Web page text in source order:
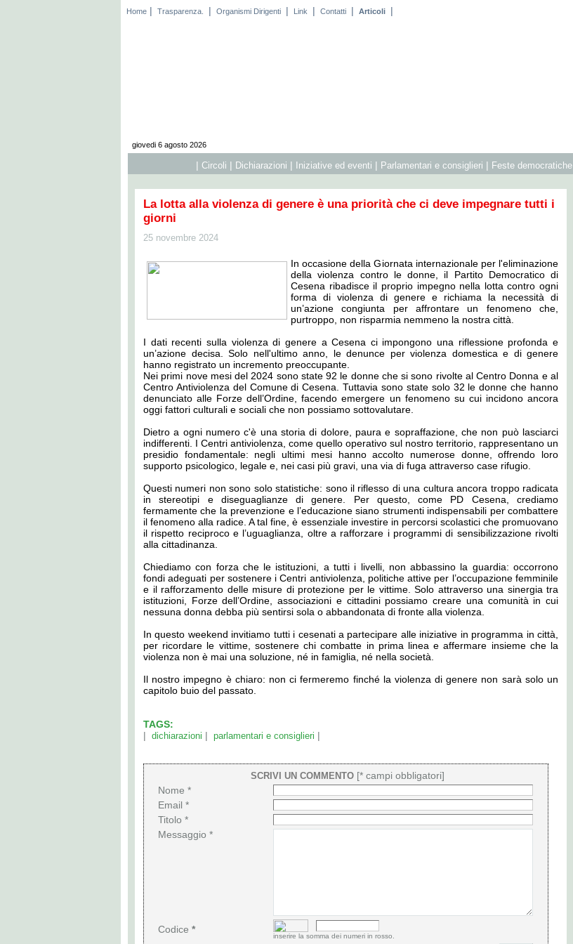
Home | Trasparenza. | Organismi Dirigenti | Link | Contatti | Articoli |
giovedi 6 agosto 2026
| Circoli | Dichiarazioni | Iniziative ed eventi | Parlamentari e consiglieri | Feste democratiche
La lotta alla violenza di genere è una priorità che ci deve impegnare tutti i
giorni
25 novembre 2024
In occasione della Giornata internazionale per l'eliminazione
della violenza contro le donne, il Partito Democratico di
Cesena ribadisce il proprio impegno nella lotta contro ogni
forma di violenza di genere e richiama la necessità di
un’azione congiunta per affrontare un fenomeno che,
purtroppo, non risparmia nemmeno la nostra città.
I dati recenti sulla violenza di genere a Cesena ci impongono una riflessione profonda e
un’azione decisa. Solo nell'ultimo anno, le denunce per violenza domestica e di genere
hanno registrato un incremento preoccupante.
Nei primi nove mesi del 2024 sono state 92 le donne che si sono rivolte al Centro Donna e al
Centro Antiviolenza del Comune di Cesena.Tuttavia sono state solo 32 le donne che hanno
denunciato alle Forze dell’Ordine, facendo emergere un fenomeno su cui incidono ancora
oggi fattori culturali e sociali che non possiamo sottovalutare.
Dietro a ogni numero c'è una storia di dolore, paura e sopraffazione, che non può lasciarci
indifferenti. I Centri antiviolenza, come quello operativo sul nostro territorio, rappresentano un
presidio fondamentale: negli ultimi mesi hanno accolto numerose donne, offrendo loro
supporto psicologico, legale e, nei casi più gravi, una via di fuga attraverso case rifugio.
Questi numeri non sono solo statistiche: sono il riflesso di una cultura ancora troppo radicata
in stereotipi e diseguaglianze di genere. Per questo, come PD Cesena, crediamo
fermamente che la prevenzione e l’educazione siano strumenti indispensabili per combattere
il fenomeno alla radice. A tal fine, è essenziale investire in percorsi scolastici che promuovano
il rispetto reciproco e l’uguaglianza, oltre a rafforzare i programmi di sensibilizzazione rivolti
alla cittadinanza.
Chiediamo con forza che le istituzioni, a tutti i livelli, non abbassino la guardia: occorrono
fondi adeguati per sostenere i Centri antiviolenza, politiche attive per l’occupazione femminile
e il rafforzamento delle misure di protezione per le vittime. Solo attraverso una sinergia tra
istituzioni, Forze dell’Ordine, associazioni e cittadini possiamo creare una comunità in cui
nessuna donna debba più sentirsi sola o abbandonata di fronte alla violenza.
In questo weekend invitiamo tutti i cesenati a partecipare alle iniziative in programma in città,
per ricordare le vittime, sostenere chi combatte in prima linea e affermare insieme che la
violenza non è mai una soluzione, né in famiglia, né nella società.
Il nostro impegno è chiaro: non ci fermeremo finché la violenza di genere non sarà solo un
capitolo buio del passato.
TAGS:
| dichiarazioni | parlamentari e consiglieri |
SCRIVI UN COMMENTO[* campi obbligatori]
Nome *
Email *
Titolo *
Messaggio *
Codice*
inserire la somma dei numeri in rosso.